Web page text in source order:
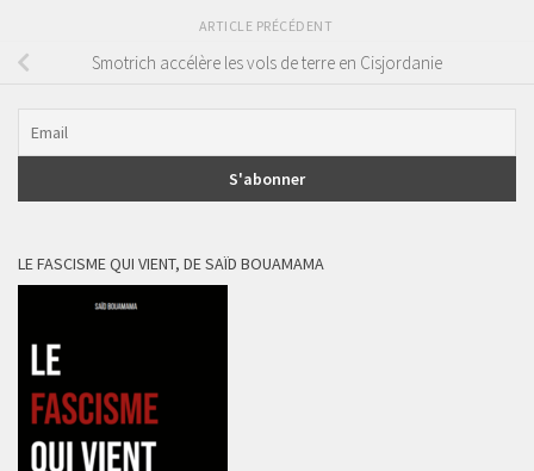
ARTICLE PRÉCÉDENT
Smotrich accélère les vols de terre en Cisjordanie
LE FASCISME QUI VIENT, DE SAÏD BOUAMAMA